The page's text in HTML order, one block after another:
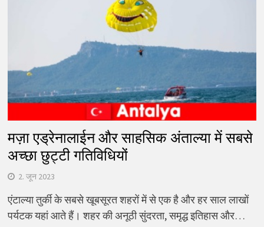
मज़ा एड्रेनालाईन और साहसिक अंताल्या में सबसे
अच्छा छुट्टी गतिविधियों
2. जून 2023
एंटाल्या तुर्की के सबसे खूबसूरत शहरों में से एक है और हर साल लाखों
पर्यटक यहां आते हैं। शहर की अनूठी सुंदरता, समृद्ध इतिहास और…